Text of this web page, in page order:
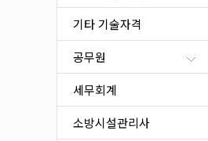
기타 기술자격
공무원
세무회계
소방시설관리사